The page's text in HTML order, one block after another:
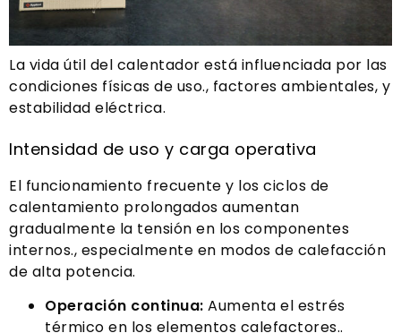
La vida útil del calentador está influenciada por las
condiciones físicas de uso., factores ambientales, y
estabilidad eléctrica.
Intensidad de uso y carga operativa
El funcionamiento frecuente y los ciclos de
calentamiento prolongados aumentan
gradualmente la tensión en los componentes
internos., especialmente en modos de calefacción
de alta potencia.
Operación continua: Aumenta el estrés
térmico en los elementos calefactores..